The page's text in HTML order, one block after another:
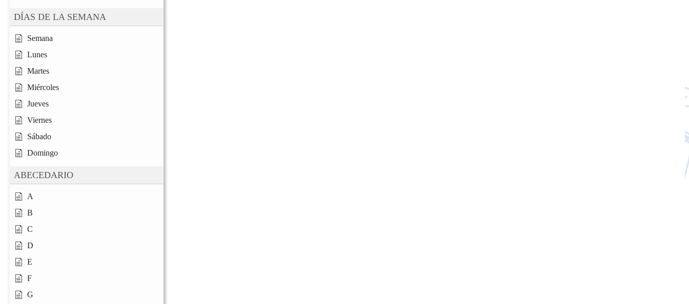
DÍAS DE LA SEMANA
Semana
Lunes
Martes
Miércoles
Jueves
Viernes
Sábado
Domingo
ABECEDARIO
A
B
C
D
E
F
G